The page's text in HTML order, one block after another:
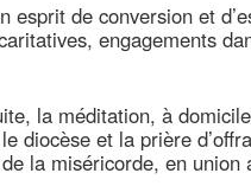
de conversion et
engagements
la méditation, à
diocèse et la prière
la miséricorde, en union